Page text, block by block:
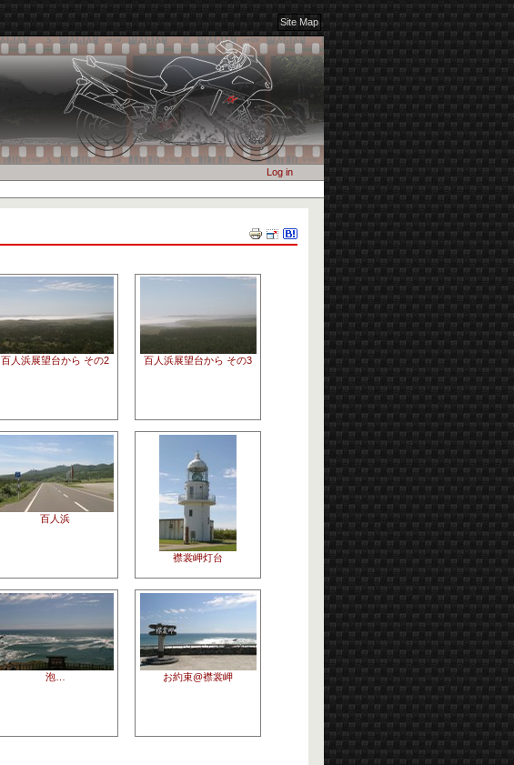
Site Map
Log in
Document
Actions
百人浜展望台から その2 百人浜展望台から その3
百人浜
襟裳岬灯台
泡… お約束@襟裳岬